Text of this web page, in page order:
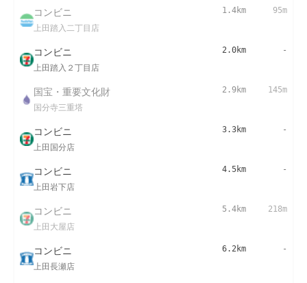
コンビニ
上田踏入二丁目店
1.4km 95m
コンビニ
上田踏入２丁目店
2.0km -
国宝・重要文化財
国分寺三重塔
2.9km 145m
コンビニ
上田国分店
3.3km -
コンビニ
上田岩下店
4.5km -
コンビニ
上田大屋店
5.4km 218m
コンビニ
上田長瀬店
6.2km -